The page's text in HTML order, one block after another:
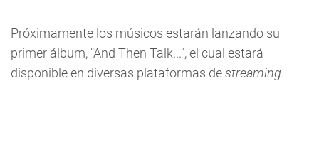
Próximamente los músicos estarán lanzando su
primer álbum, "And Then Talk...", el cual estará
disponible en diversas plataformas destreaming.